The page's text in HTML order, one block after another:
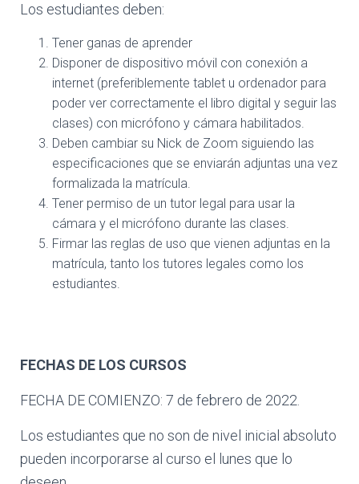
Los estudiantes deben:
Tener ganas de aprender
Disponer de dispositivo móvil con conexión a
internet (preferiblemente tablet u ordenador para
poder ver correctamente el libro digital y seguir las
clases) con micrófono y cámara habilitados.
Deben cambiar su Nick de Zoom siguiendo las
especificaciones que se enviarán adjuntas una vez
formalizada la matrícula.
Tener permiso de un tutor legal para usar la
cámara y el micrófono durante las clases.
Firmar las reglas de uso que vienen adjuntas en la
matrícula, tanto los tutores legales como los
estudiantes.
FECHAS DE LOS CURSOS
FECHA DE COMIENZO: 7 de febrero de 2022.
Los estudiantes que no son de nivel inicial absoluto
pueden incorporarse al curso el lunes que lo